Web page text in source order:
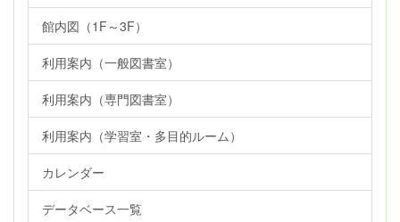
館内図（1F～3F）
利用案内（一般図書室）
利用案内（専門図書室）
利用案内（学習室・多目的ルーム）
カレンダー
データベース一覧